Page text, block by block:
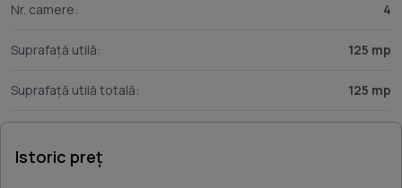
Nr. camere: 4
Suprafață utilă: 125 mp
Suprafață utilă totală: 125 mp
Istoric preț